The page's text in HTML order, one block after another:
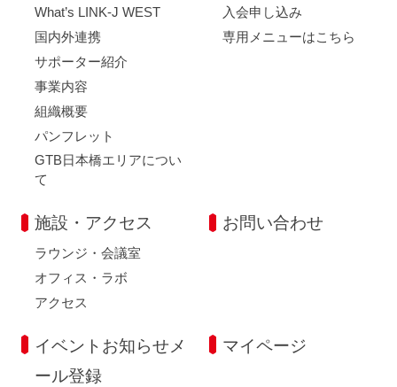
What’s LINK-J WEST
国内外連携
サポーター紹介
事業内容
組織概要
パンフレット
GTB日本橋エリアについ
て
入会申し込み
専用メニューはこちら
施設・アクセス
ラウンジ・会議室
オフィス・ラボ
アクセス
お問い合わせ
イベントお知らせメ
ール登録
マイページ